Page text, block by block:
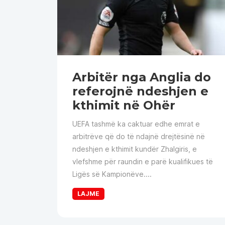
Arbitër nga Anglia do
referojnë ndeshjen e
kthimit në Ohër
UEFA tashmë ka caktuar edhe emrat e
arbitrëve që do të ndajnë drejtësinë në
ndeshjen e kthimit kundër Zhalgiris, e
vlefshme për raundin e parë kualifikues të
Ligës së Kampionëve....
LAJME